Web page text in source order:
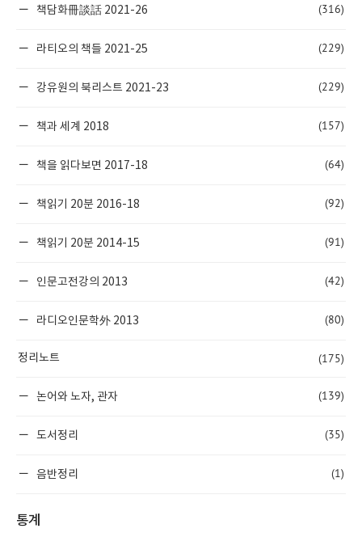
책담화冊談話 2021-26 (316)
라티오의 책들 2021-25 (229)
강유원의 북리스트 2021-23 (229)
책과 세계 2018 (157)
책을 읽다보면 2017-18 (64)
책읽기 20분 2016-18 (92)
책읽기 20분 2014-15 (91)
인문고전강의 2013 (42)
라디오인문학外 2013 (80)
정리노트 (175)
논어와 노자, 관자 (139)
도서정리 (35)
음반정리 (1)
통계